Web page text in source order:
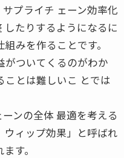
プライチ ェーン効率化
たりするようになるに
みを作ることです。
がついてくるのがわか
ことは難しいこ とでは
ンの全体 最適を考える
ウィップ効果」と呼ばれ
す。